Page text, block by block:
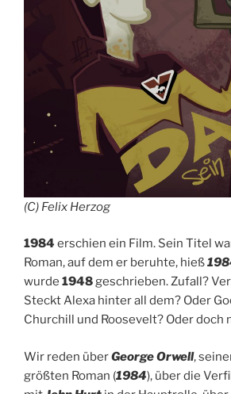
(C) Felix Herzog
1984 erschien ein Film. Sein Titel
Roman, auf dem er beruhte, hieß
wurde 1948geschrieben. Zufall?
Steckt Alexa hinter all dem? Oder
Churchill und Roosevelt? Oder doch
Wir reden überGeorge Orwell,
größten Roman (1984), über die